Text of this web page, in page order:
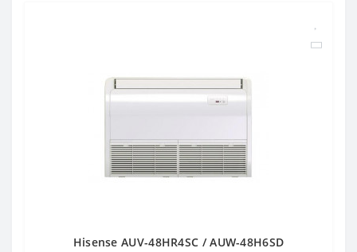
Hisense AUV-48HR4SC / AUW-48H6SD